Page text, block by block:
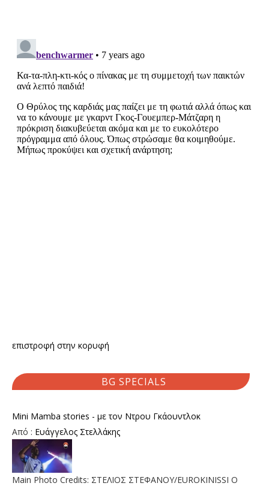
επιστροφή στην κορυφή
BG SPECIALS
Mini Mamba stories - με τον Ντρου Γκάουντλοκ
Από : Ευάγγελος Στελλάκης
Main Photo Credits: ΣΤΕΛΙΟΣ ΣΤΕΦΑΝΟΥ/EUROKINISSI Ο